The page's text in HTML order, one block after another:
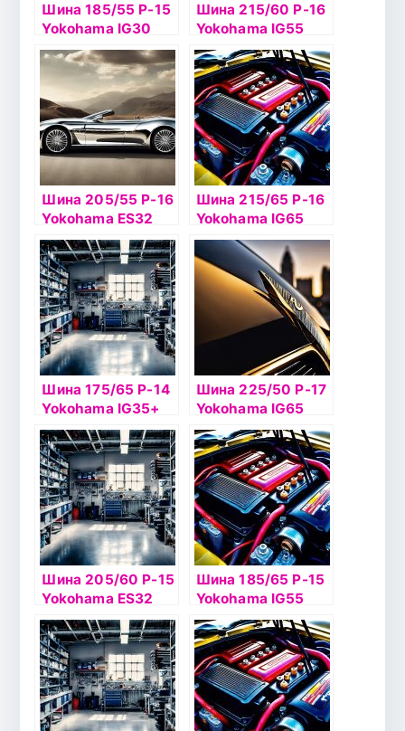
Шина 185/55 Р-15
Yokohama IG30
82Q б/к
Шина 215/60 Р-16
Yokohama IG55
99T б/к шип
Шина 205/55 Р-16
Yokohama ES32
91V б/к
Шина 215/65 Р-16
Yokohama IG65
102T б/к шип
Шина 175/65 Р-14
Yokohama IG35+
86Т б/к шип
Шина 225/50 Р-17
Yokohama IG65
98T б/к шип
Шина 205/60 Р-15
Yokohama ES32
91H б/к
Шина 185/65 Р-15
Yokohama IG55
92Т б/к шип